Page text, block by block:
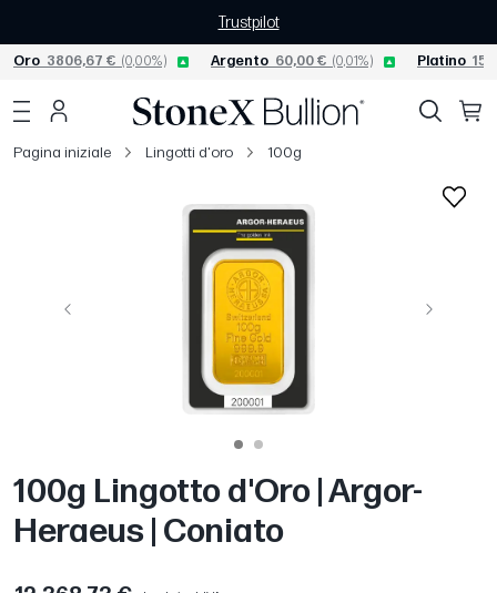
Trustpilot
Oro 3806,67 € (0,00%) Argento 60,00 € (0,01%) Platino
Pagina iniziale Lingotti d'oro 100g
Precedente Avanti
100g Lingotto d'Oro | Argor-
Heraeus | Coniato